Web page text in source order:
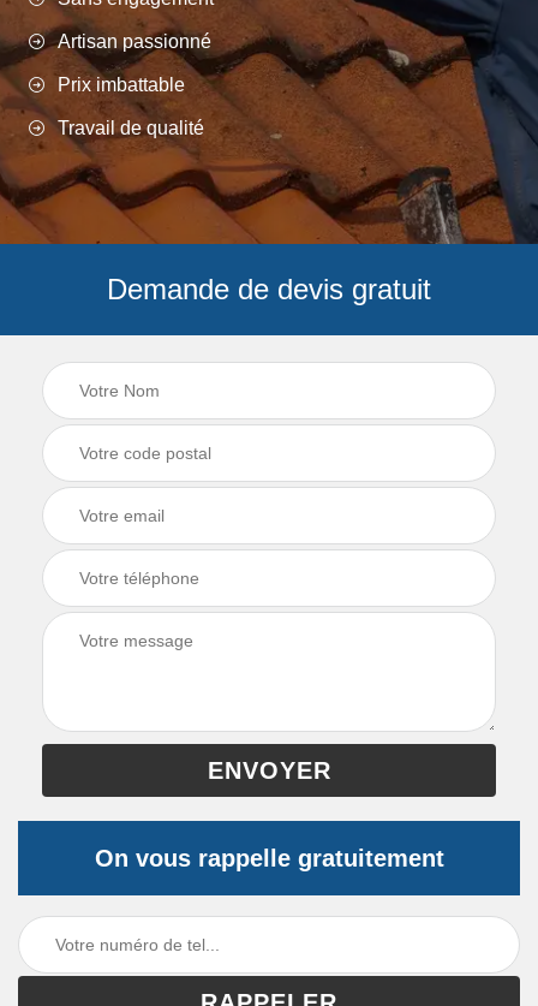
Artisan passionné
Prix imbattable
Travail de qualité
Demande de devis gratuit
On vous rappelle gratuitement